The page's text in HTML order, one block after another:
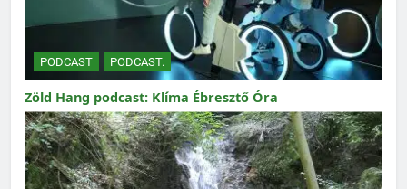
PODCAST PODCAST.
Zöld Hang podcast: Klíma Ébresztő Óra